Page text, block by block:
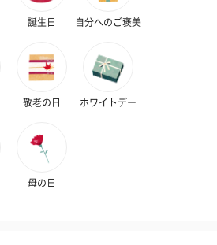
花束ハンドタオル（ブ
誕生日 自分へのご褒美
敬老の日 ホワイトデー
母の日